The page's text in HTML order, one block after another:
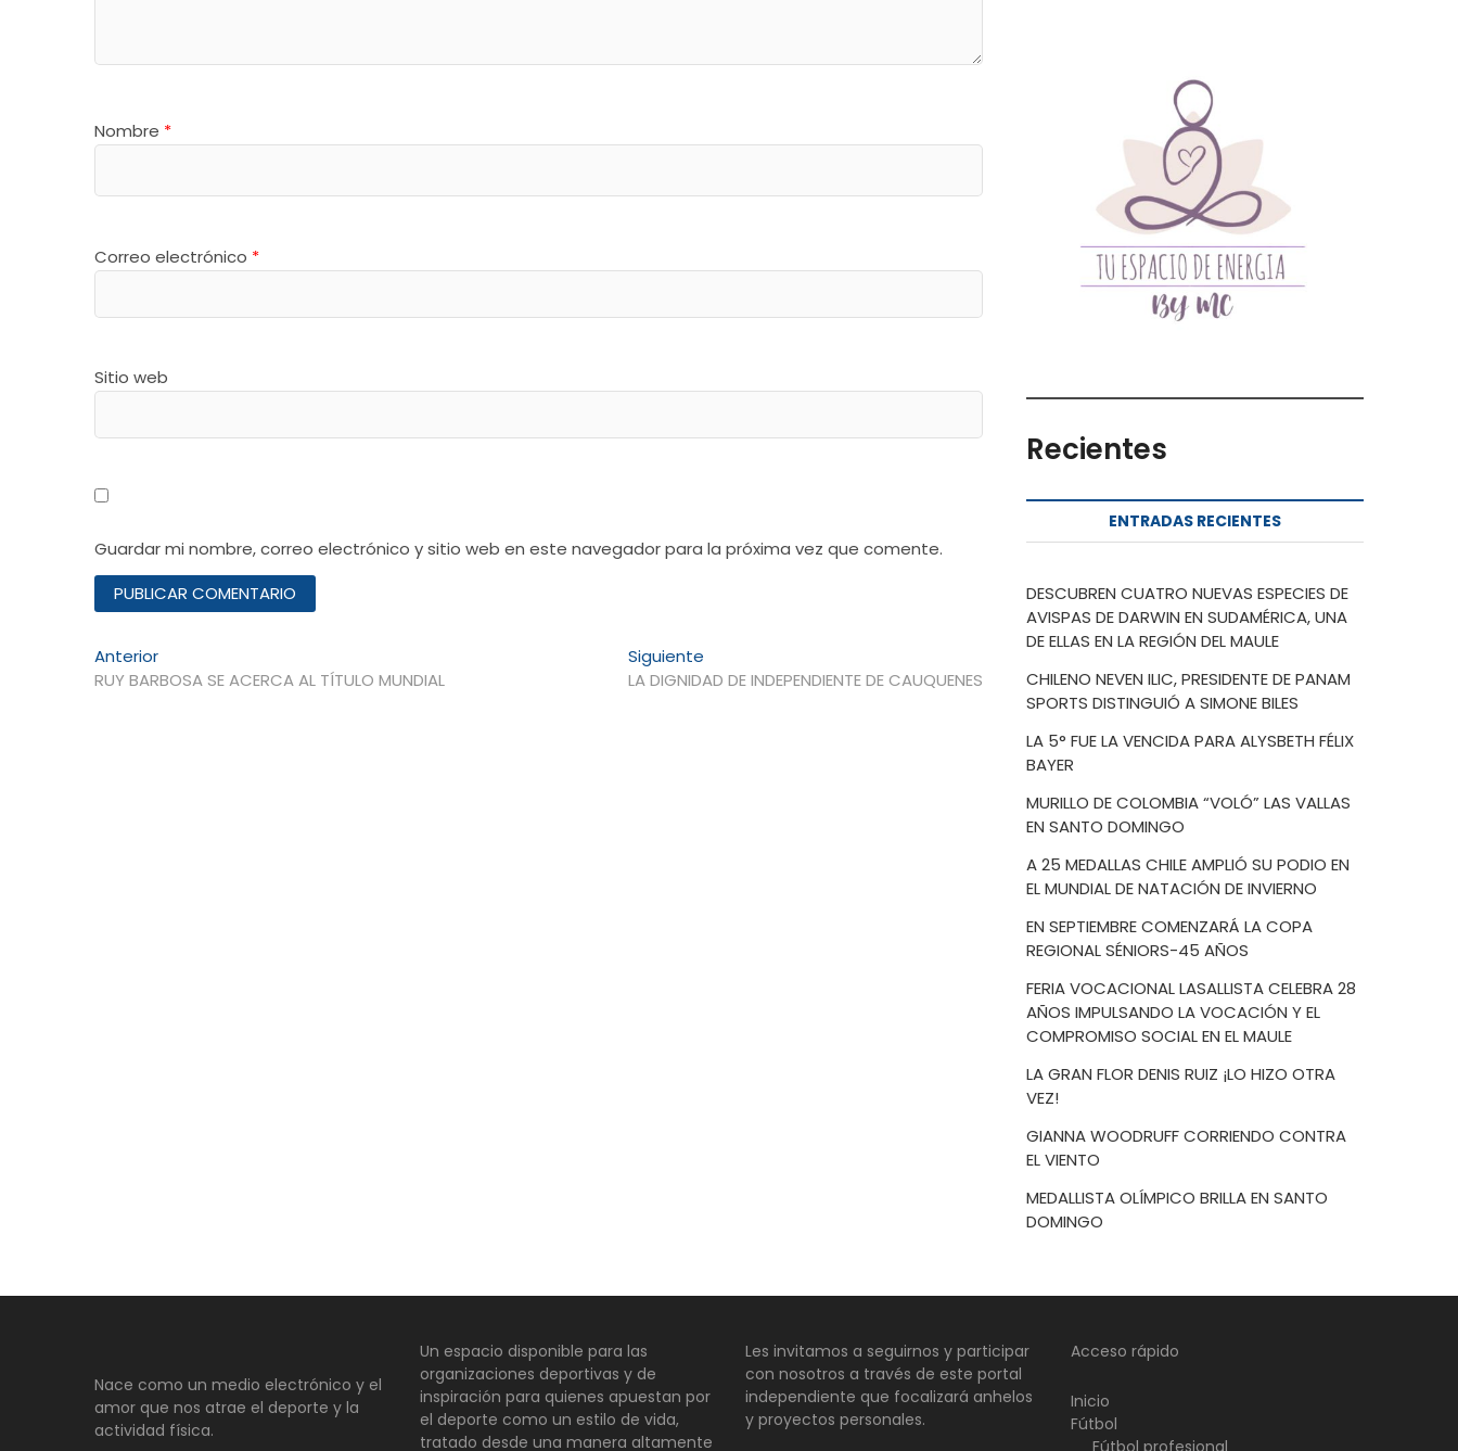
Nombre *
Correo electrónico *
Sitio web
Guardar mi nombre, correo electrónico y sitio web en este navegador para la próxima vez que comente.
Navegación
de
AnteriorEntrada
anterior:
RUY BARBOSA SE ACERCA AL TÍTULO MUNDIAL
Siguiente
siguiente:
LA DIGNIDAD DE INDEPENDIENTE DE CAUQUENES
Recientes
ENTRADAS RECIENTES
DESCUBREN CUATRO NUEVAS ESPECIES DE
AVISPAS DE DARWIN EN SUDAMÉRICA, UNA
DE ELLAS EN LA REGIÓN DEL MAULE
CHILENO NEVEN ILIC, PRESIDENTE DE PANAM
SPORTS DISTINGUIÓ A SIMONE BILES
LA 5° FUE LA VENCIDA PARA ALYSBETH FÉLIX
BAYER
MURILLO DE COLOMBIA “VOLÓ” LAS VALLAS
EN SANTO DOMINGO
A 25 MEDALLAS CHILE AMPLIÓ SU PODIO EN
EL MUNDIAL DE NATACIÓN DE INVIERNO
EN SEPTIEMBRE COMENZARÁ LA COPA
REGIONAL SÉNIORS-45 AÑOS
FERIA VOCACIONAL LASALLISTA CELEBRA 28
AÑOS IMPULSANDO LA VOCACIÓN Y EL
COMPROMISO SOCIAL EN EL MAULE
LA GRAN FLOR DENIS RUIZ ¡LO HIZO OTRA
VEZ!
GIANNA WOODRUFF CORRIENDO CONTRA
EL VIENTO
MEDALLISTA OLÍMPICO BRILLA EN SANTO
DOMINGO
Nace como un medio electrónico y el
amor que nos atrae el deporte y la
actividad física.
Un espacio disponible para las
organizaciones deportivas y de
inspiración para quienes apuestan por
el deporte como un estilo de vida,
tratado desde una manera altamente
Les invitamos a seguirnos y participar
con nosotros a través de este portal
independiente que focalizará anhelos
y proyectos personales.
Acceso rápido
Inicio
Fútbol
Fútbol profesional